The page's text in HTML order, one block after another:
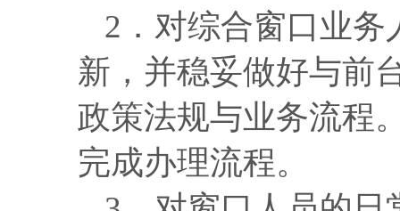
2． 对综合窗口业务
新 ，并稳妥做好与前
政策法规与业务流程
完成办理流程。